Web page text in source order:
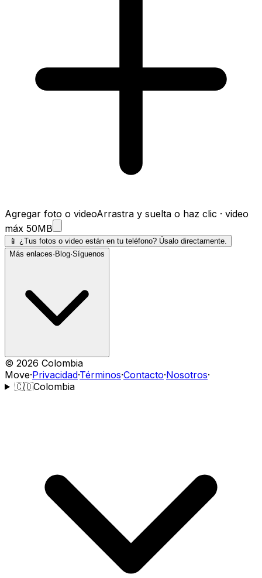
Agregar foto o videoArrastra y suelta o haz clic · video
máx 50MB
📱 ¿Tus fotos o video están en tu teléfono? Úsalo directamente.
Más enlaces· Blog·Síguenos
© 2026 Colombia
Move·Privacidad·Términos·Contacto·Nosotros·
🇨🇴Colombia